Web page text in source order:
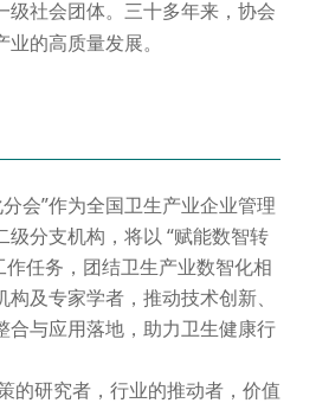
级社会团体。三十多年来，协会
的高质量发展。
”作为全国卫生产业企业管理
级分支机构，将以 “赋能数智转
作任务，团结卫生产业数智化相
及专家学者，推动技术创新、
合与应用落地，助力卫生健康行
研究者，行业的推动者，价值